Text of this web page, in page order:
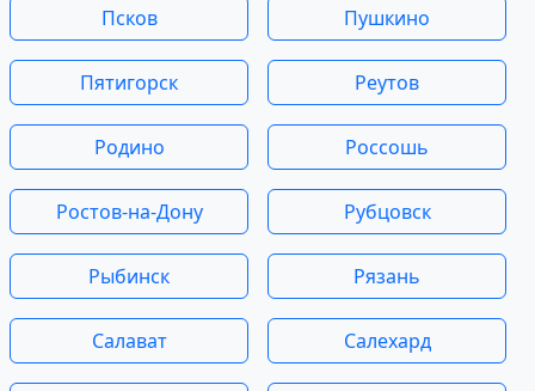
Псков Пушкино
Пятигорск Реутов
Родино Россошь
Ростов-на-Дону Рубцовск
Рыбинск Рязань
Салават Салехард